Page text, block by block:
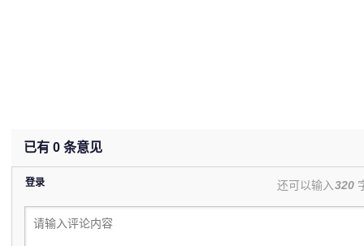
已有 0 条意见
登录 还可以输入320